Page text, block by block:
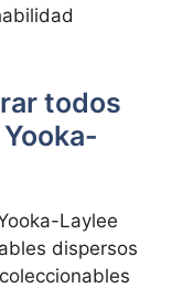
todos
Laylee
dispersos